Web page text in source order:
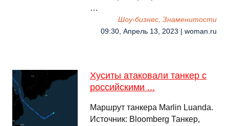
…
Шоу-бизнес, Знаменитости
09:30, Апрель 13, 2023 | woman.ru
Хуситы атаковали танкер с
российскими ...
Маршрут танкера Marlin Luanda.
Источник: Bloomberg Танкер,